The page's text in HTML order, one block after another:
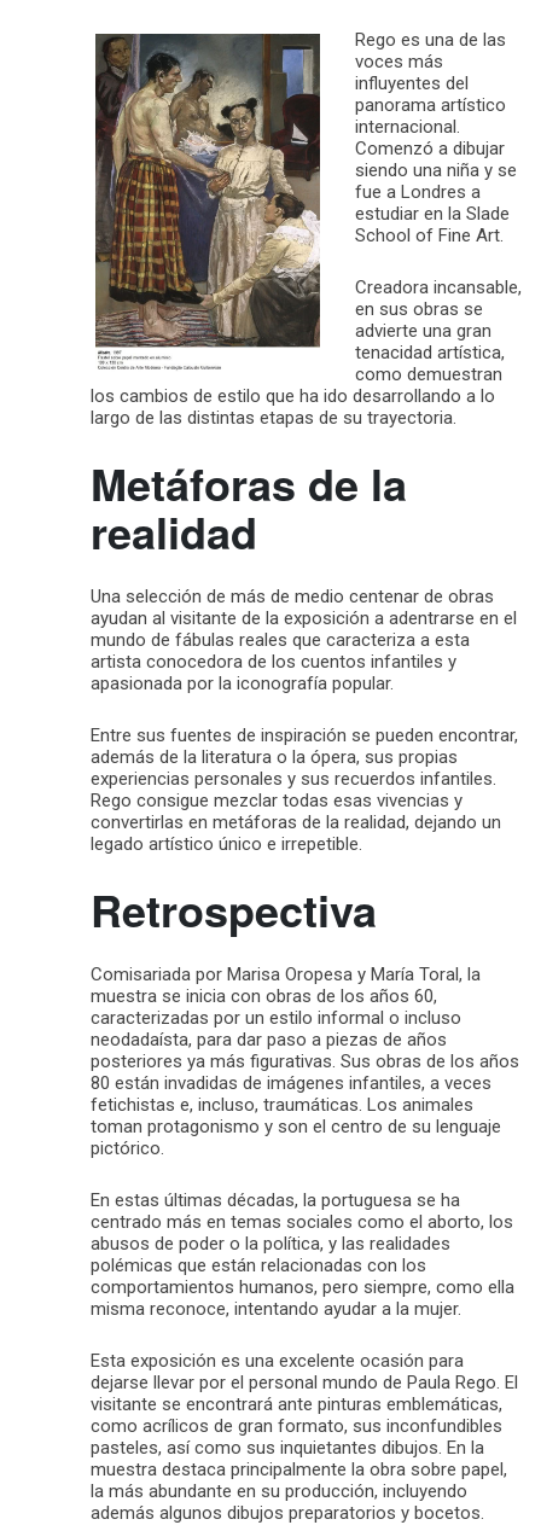
Rego es una de las
voces más
influyentes del
panorama artístico
internacional.
Comenzó a dibujar
siendo una niña y se
fue a Londres a
estudiar en la Slade
School of Fine Art.
Creadora incansable,
en sus obras se
advierte una gran
tenacidad artística,
como demuestran
los cambios de estilo que ha ido desarrollando a lo
largo de las distintas etapas de su trayectoria.
Metáforas de la
realidad
Una selección de más de medio centenar de obras
ayudan al visitante de la exposición a adentrarse en el
mundo de fábulas reales que caracteriza a esta
artista conocedora de los cuentos infantiles y
apasionada por la iconografía popular.
Entre sus fuentes de inspiración se pueden encontrar,
además de la literatura o la ópera, sus propias
experiencias personales y sus recuerdos infantiles.
Rego consigue mezclar todas esas vivencias y
convertirlas en metáforas de la realidad, dejando un
legado artístico único e irrepetible.
Retrospectiva
Comisariada por Marisa Oropesa y María Toral, la
muestra se inicia con obras de los años 60,
caracterizadas por un estilo informal o incluso
neodadaísta, para dar paso a piezas de años
posteriores ya más figurativas. Sus obras de los años
80 están invadidas de imágenes infantiles, a veces
fetichistas e, incluso, traumáticas. Los animales
toman protagonismo y son el centro de su lenguaje
pictórico.
En estas últimas décadas, la portuguesa se ha
centrado más en temas sociales como el aborto, los
abusos de poder o la política, y las realidades
polémicas que están relacionadas con los
comportamientos humanos, pero siempre, como ella
misma reconoce, intentando ayudar a la mujer.
Esta exposición es una excelente ocasión para
dejarse llevar por el personal mundo de Paula Rego. El
visitante se encontrará ante pinturas emblemáticas,
como acrílicos de gran formato, sus inconfundibles
pasteles, así como sus inquietantes dibujos. En la
muestra destaca principalmente la obra sobre papel,
la más abundante en su producción, incluyendo
además algunos dibujos preparatorios y bocetos.